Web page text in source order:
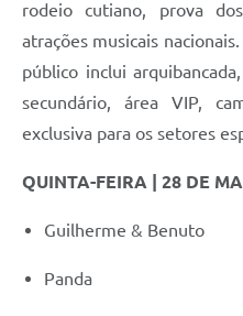
rodeio cutiano, prova
atrações musicais
público inclui
secundário, área VIP,
exclusiva para os setores
QUINTA-FEIRA | 28 DE
Guilherme & Benuto
Panda